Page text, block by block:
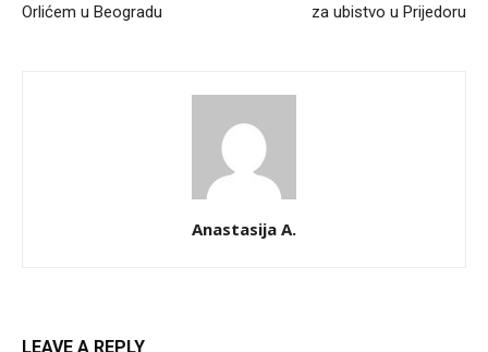
Orlićem u Beogradu
za ubistvo u Prijedoru
Anastasija A.
LEAVE A REPLY